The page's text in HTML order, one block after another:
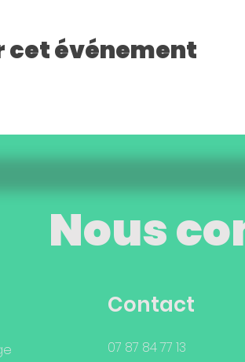
cet événement
Nous
Contact
07 87 84 77 13